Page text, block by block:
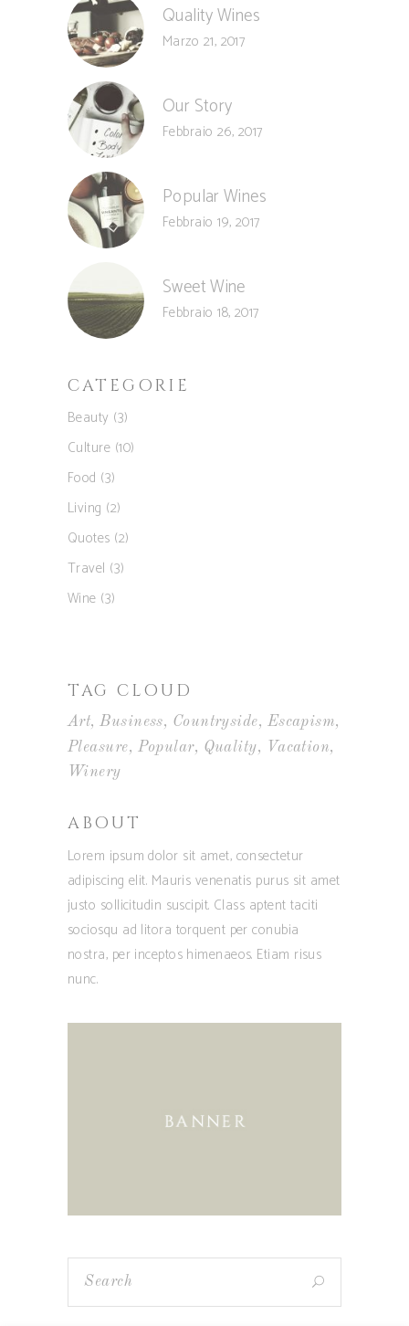
Quality Wines
Marzo 21, 2017
Our Story
Febbraio 26, 2017
Popular Wines
Febbraio 19, 2017
Sweet Wine
Febbraio 18, 2017
CATEGORIE
Beauty (3)
Culture (10)
Food (3)
Living (2)
Quotes (2)
Travel (3)
Wine (3)
TAG CLOUD
Art Business Countryside
Escapism
Pleasure
Popular Quality
Vacation
Winery
ABOUT
Lorem ipsum dolor sit amet, consectetur
adipiscing elit. Mauris venenatis purus sit amet
justo sollicitudin suscipit. Class aptent taciti
sociosqu ad litora torquent per conubia
nostra, per inceptos himenaeos. Etiam risus
nunc.